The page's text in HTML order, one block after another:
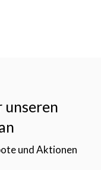
unseren
und Aktionen